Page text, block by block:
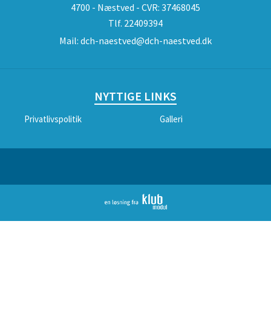
4700 - Næstved - CVR: 37468045
Tlf. 22409394
Mail: dch-naestved@dch-naestved.dk
NYTTIGE LINKS
Privatlivspolitik Galleri